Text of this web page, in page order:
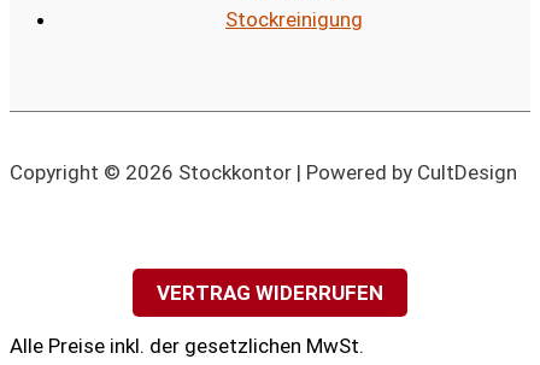
Stockreinigung
Copyright © 2026 Stockkontor | Powered by CultDesign
VERTRAG WIDERRUFEN
Alle Preise inkl. der gesetzlichen MwSt.